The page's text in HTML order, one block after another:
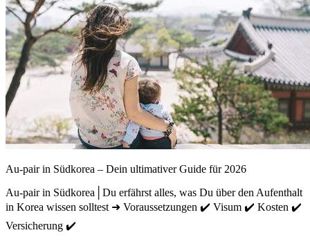
Au-pair in Südkorea – Dein ultimativer Guide für 2026
Au-pair in Südkorea│Du erfährst alles, was Du über den Aufenthalt
in Korea wissen solltest ➜ Voraussetzungen ✔️ Visum ✔️ Kosten ✔️
Versicherung ✔️